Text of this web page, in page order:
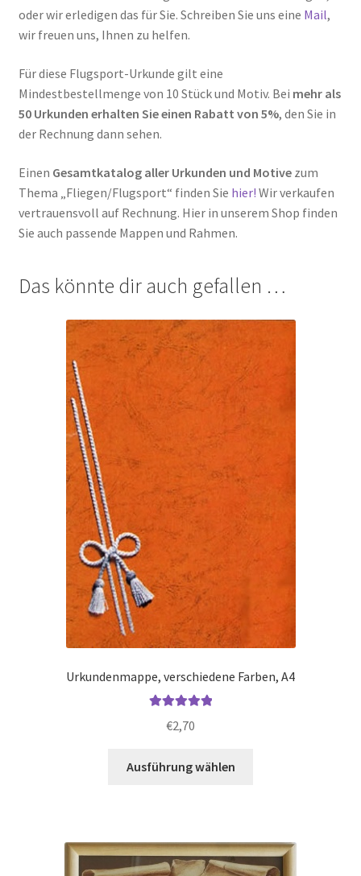
oder wir erledigen das für Sie. Schreiben Sie uns eine Mail,
wir freuen uns, Ihnen zu helfen.
Für diese Flugsport-Urkunde gilt eine
Mindestbestellmenge von 10 Stück und Motiv. Bei mehr als
50 Urkunden erhalten Sie einen Rabatt von 5%, den Sie in
der Rechnung dann sehen.
Einen Gesamtkatalog aller Urkunden und Motivezum
Thema „Fliegen/Flugsport“ finden Sie hier! Wir verkaufen
vertrauensvoll auf Rechnung. Hier in unserem Shop finden
Sie auch passende Mappen und Rahmen.
Das könnte dir auch gefallen …
Urkundenmappe, verschiedene Farben, A4
von 5
€2,70
Ausführung wählen
auf.